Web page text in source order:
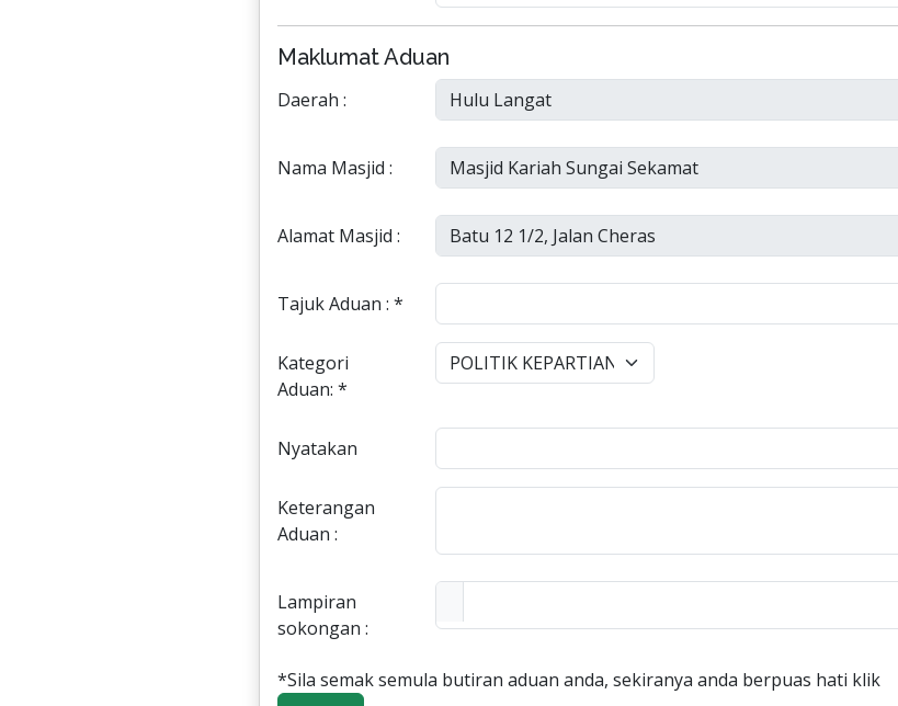
Maklumat Aduan
Daerah :
Nama Masjid :
Alamat Masjid :
Tajuk Aduan : *
Kategori
Aduan: *
Nyatakan
Keterangan
Aduan :
Lampiran
sokongan :
*Sila semak semula butiran aduan anda, sekiranya anda berpuas hati klik